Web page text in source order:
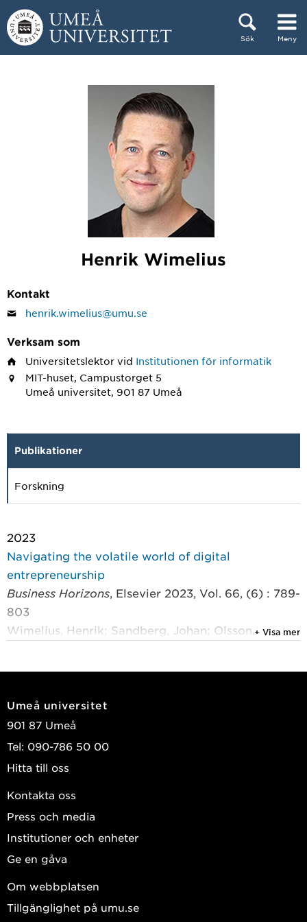
Hoppa direkt till innehållet
Sök Meny
Henrik Wimelius
Kontakt
henrik.wimelius@umu.se
Verksam som
Universitetslektor vid Institutionen för informatik
MIT-huset, Campustorget 5
Umeå universitet, 901 87 Umeå
Publikationer
Forskning
2023
Navigating the volatile world of digital
entrepreneurship
Business Horizons , Elsevier 2023, Vol. 66, (6) : 789-
803
Wimelius, Henrik; Sandberg, Johan; Olsson,
Digital Platform Growth
MIS Quarterly Executive
(AISeL) 2021, Vol. 20, (4) : 259-274
Skog, Daniel A.; Sandberg, Johan; Wimelius,
Henrik
2021
A paradoxical perspective on technology renewal
in digital transformation
2021, Vol. 31, (1) : 198-225
Wimelius, Henrik; Mathiassen, Lars; Holmström,
+ Visa mer
Umeå universitet
901 87 Umeå
Tel: 090-786 50 00
Hitta till oss
Kontakta oss
Press och media
Institutioner och enheter
Ge en gåva
Om webbplatsen
Tillgänglighet på umu.se